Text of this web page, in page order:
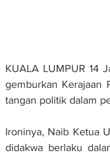
KUALA LUMPUR 14
gemburkan Kerajaan
tangan politik dalam
Ironinya, Naib Ketua
didakwa berlaku